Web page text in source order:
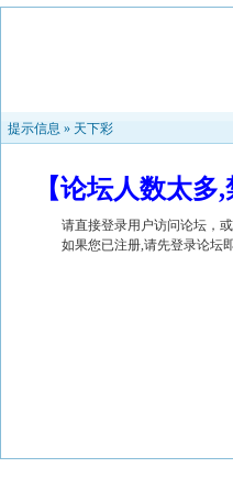
提示信息 » 天下彩
【论坛人数太
请直接登录用户访问论坛，
如果您已注册,请先登录论坛